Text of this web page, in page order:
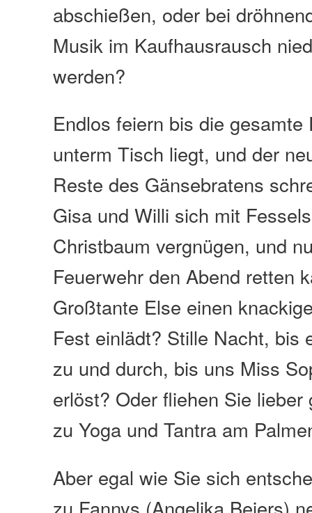
abschießen, oder bei
Musik im Kaufhausrausch
werden?
Endlos feiern bis die gesamte
unterm Tisch liegt, und der
Reste des Gänsebratens
Gisa und Willi sich mit
Christbaum vergnügen, und
Feuerwehr den Abend retten
Großtante Else einen
Fest einlädt? Stille Nacht, bis
zu und durch, bis uns Miss
erlöst? Oder fliehen Sie lieber
zu Yoga und Tantra am
Aber egal wie Sie sich